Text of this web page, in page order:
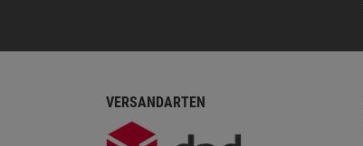
VERSANDARTEN